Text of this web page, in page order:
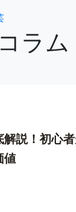
コラム
説！初心
値